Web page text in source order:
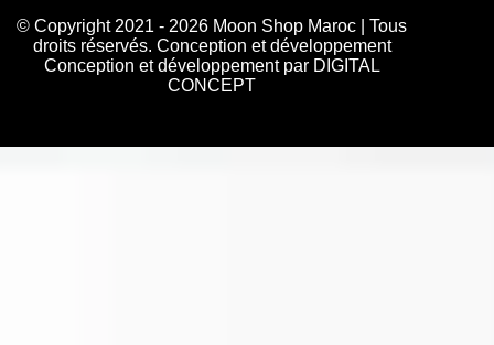
© Copyright 2021 - 2026 Moon Shop Maroc | Tous
droits réservés. Conception et développement
Conception et développement par DIGITAL
CONCEPT